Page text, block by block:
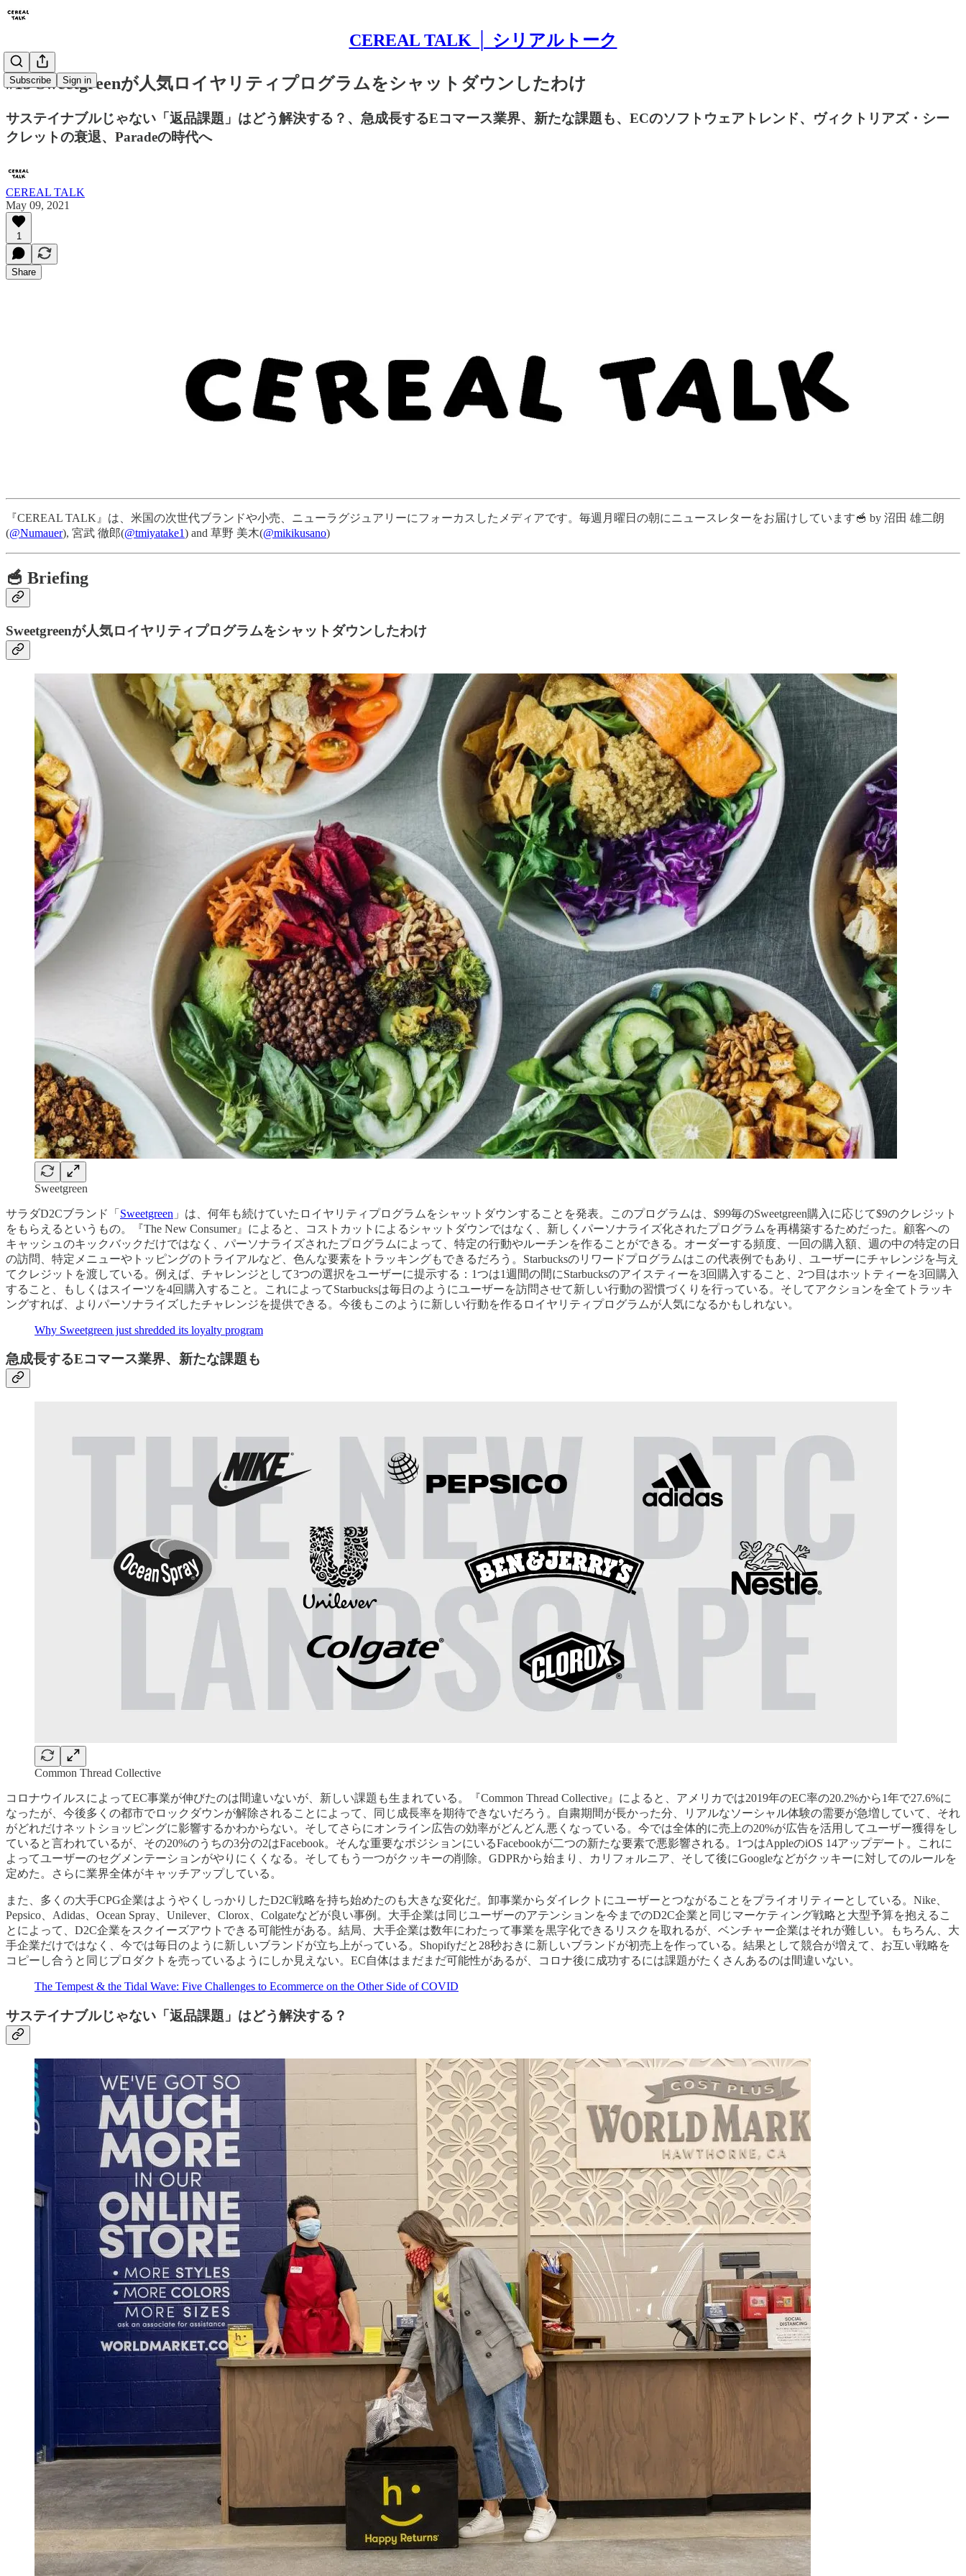
CEREAL TALK │ シリアルトーク
Subscribe Sign in
#15 Sweetgreenが人気ロイヤリティプログラムをシャットダウンしたわけ
サステイナブルじゃない「返品課題」はどう解決する？、急成長するEコマース業界、新たな課題も、ECのソフトウェアトレンド、ヴィクトリアズ・シー
クレットの衰退、Paradeの時代へ
CEREAL TALK
May 09, 2021
1
Share
『CEREAL TALK』は、米国の次世代ブランドや小売、ニューラグジュアリーにフォーカスしたメディアです。毎週月曜日の朝にニュースレターをお届けしています🥣 by 沼田 雄二朗
(@Numauer), 宮武 徹郎(@tmiyatake1) and 草野 美木(@mikikusano)
🥣 Briefing
Sweetgreenが人気ロイヤリティプログラムをシャットダウンしたわけ
Sweetgreen
サラダD2Cブランド「 Sweetgreen 」は、何年も続けていたロイヤリティプログラムをシャットダウンすることを発表。このプログラムは、$99毎のSweetgreen購入に応じて$9のクレジット
をもらえるというもの。『The New Consumer』によると、コストカットによるシャットダウンではなく、新しくパーソナライズ化されたプログラムを再構築するためだった。顧客への
キャッシュのキックバックだけではなく、パーソナライズされたプログラムによって、特定の行動やルーチンを作ることができる。オーダーする頻度、一回の購入額、週の中の特定の日
の訪問、特定メニューやトッピングのトライアルなど、色んな要素をトラッキングもできるだろう。Starbucksのリワードプログラムはこの代表例でもあり、ユーザーにチャレンジを与え
てクレジットを渡している。例えば、チャレンジとして3つの選択をユーザーに提示する：1つは1週間の間にStarbucksのアイスティーを3回購入すること、2つ目はホットティーを3回購入
すること、もしくはスイーツを4回購入すること。これによってStarbucksは毎日のようにユーザーを訪問させて新しい行動の習慣づくりを行っている。そしてアクションを全てトラッキ
ングすれば、よりパーソナライズしたチャレンジを提供できる。今後もこのように新しい行動を作るロイヤリティプログラムが人気になるかもしれない。
Why Sweetgreen just shredded its loyalty program
急成長するEコマース業界、新たな課題も
Common Thread Collective
コロナウイルスによってEC事業が伸びたのは間違いないが、新しい課題も生まれている。『Common Thread Collective』によると、アメリカでは2019年のEC率の20.2%から1年で27.6%に
なったが、今後多くの都市でロックダウンが解除されることによって、同じ成長率を期待できないだろう。自粛期間が長かった分、リアルなソーシャル体験の需要が急増していて、それ
がどれだけネットショッピングに影響するかわからない。そしてさらにオンライン広告の効率がどんどん悪くなっている。今では全体的に売上の20%が広告を活用してユーザー獲得をし
ていると言われているが、その20%のうちの3分の2はFacebook。そんな重要なポジションにいるFacebookが二つの新たな要素で悪影響される。1つはAppleのiOS 14アップデート。これに
よってユーザーのセグメンテーションがやりにくくなる。そしてもう一つがクッキーの削除。GDPRから始まり、カリフォルニア、そして後にGoogleなどがクッキーに対してのルールを
定めた。さらに業界全体がキャッチアップしている。
また、多くの大手CPG企業はようやくしっかりしたD2C戦略を持ち始めたのも大きな変化だ。卸事業からダイレクトにユーザーとつながることをプライオリティーとしている。Nike、
Pepsico、Adidas、Ocean Spray、Unilever、Clorox、Colgateなどが良い事例。大手企業は同じユーザーのアテンションを今までのD2C企業と同じマーケティング戦略と大型予算を抱えるこ
とによって、D2C企業をスクイーズアウトできる可能性がある。結局、大手企業は数年にわたって事業を黒字化できるリスクを取れるが、ベンチャー企業はそれが難しい。もちろん、大
手企業だけではなく、今では毎日のように新しいブランドが立ち上がっている。Shopifyだと28秒おきに新しいブランドが初売上を作っている。結果として競合が増えて、お互い戦略を
コピーし合うと同じプロダクトを売っているようにしか見えない。EC自体はまだまだ可能性があるが、コロナ後に成功するには課題がたくさんあるのは間違いない。
The Tempest & the Tidal Wave: Five Challenges to Ecommerce on the Other Side of COVID
サステイナブルじゃない「返品課題」はどう解決する？